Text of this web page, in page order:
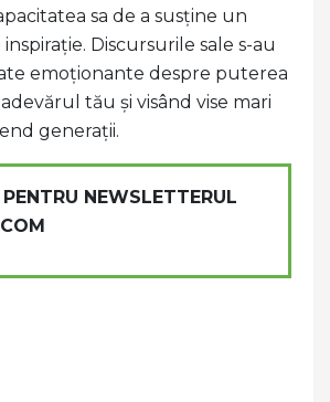
sa de a susține un
Discursurile sale s-au
emoționante despre puterea
tău și visând vise mari
generații.
PENTRU NEWSLETTERUL